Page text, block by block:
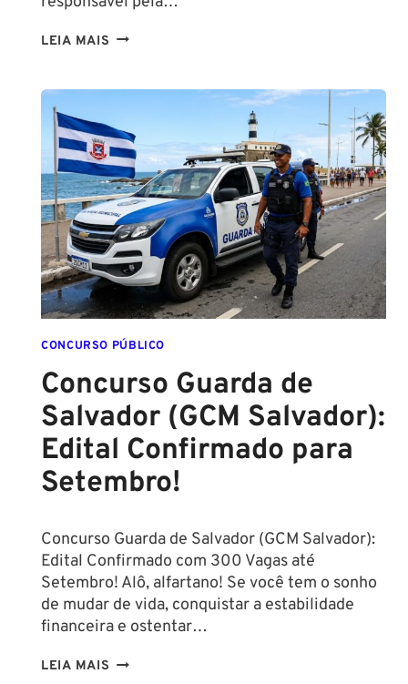
LEIA MAIS NA
SAI
DA
ESCOLA
FORMADO
EM
DIREITO
CONCURSO PÚBLICO
Concurso Guarda de
Salvador (GCM Salvador):
Edital Confirmado para
Setembro!
Concurso Guarda de Salvador (GCM Salvador):
Edital Confirmado com 300 Vagas até
Setembro! Alô, alfartano! Se você tem o sonho
de mudar de vida, conquistar a estabilidade
financeira e ostentar…
LEIA MAIS CONCURSO